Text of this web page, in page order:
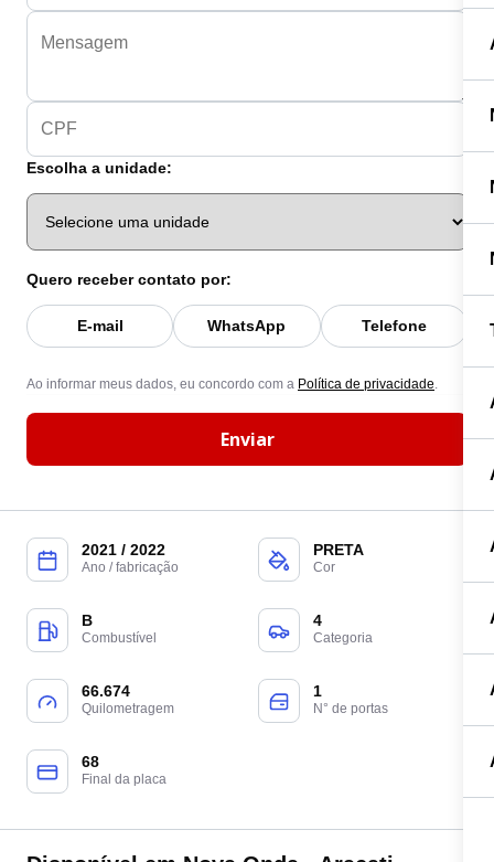
2021 / 2022
Ano / fabricação
PRETA
Cor
B
Combustível
4
Categoria
66.674
Quilometragem
1
N° de portas
68
Final da placa
Escolha a unidade:
Quero receber contato por:
E-mail WhatsApp Telefone
Ao informar meus dados, eu concordo com a Política de privacidade.
Enviar